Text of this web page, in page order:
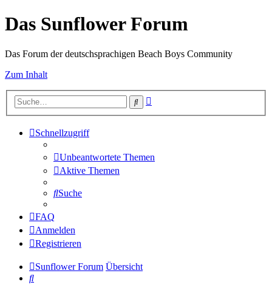
Das Sunflower Forum
Das Forum der deutschsprachigen Beach Boys Community
Zum Inhalt
Suche
Schnellzugriff
Unbeantwortete Themen
Aktive Themen
Suche
FAQ
Anmelden
Registrieren
Sunflower Forum Übersicht
Suche